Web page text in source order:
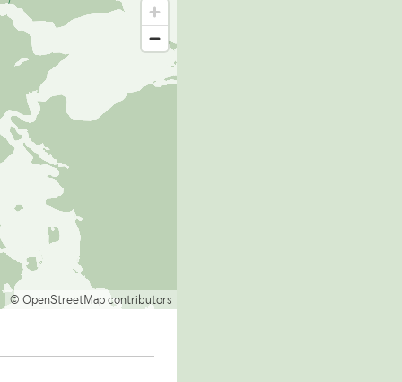
© OpenStreetMap contributors